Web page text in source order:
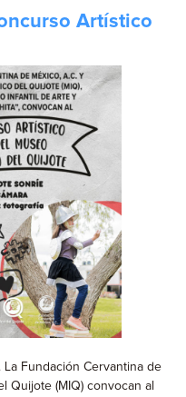
Artístico
La Fundación Cervantina de
Quijote (MIQ) convocan al